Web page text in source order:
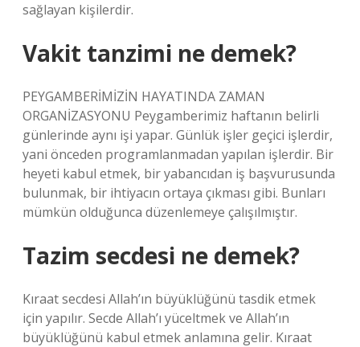
sağlayan kişilerdir.
Vakit tanzimi ne demek?
PEYGAMBERİMİZİN HAYATINDA ZAMAN
ORGANİZASYONU Peygamberimiz haftanın belirli
günlerinde aynı işi yapar. Günlük işler geçici işlerdir,
yani önceden programlanmadan yapılan işlerdir. Bir
heyeti kabul etmek, bir yabancıdan iş başvurusunda
bulunmak, bir ihtiyacın ortaya çıkması gibi. Bunları
mümkün olduğunca düzenlemeye çalışılmıştır.
Tazim secdesi ne demek?
Kıraat secdesi Allah’ın büyüklüğünü tasdik etmek
için yapılır. Secde Allah’ı yüceltmek ve Allah’ın
büyüklüğünü kabul etmek anlamına gelir. Kıraat